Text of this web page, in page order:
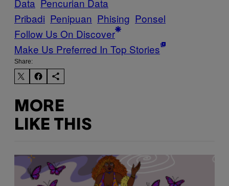
Data Pencurian Data
Pribadi Penipuan Phising Ponsel
Follow Us On Discover
Make Us Preferred In Top Stories
Share:
MORE
LIKE THIS